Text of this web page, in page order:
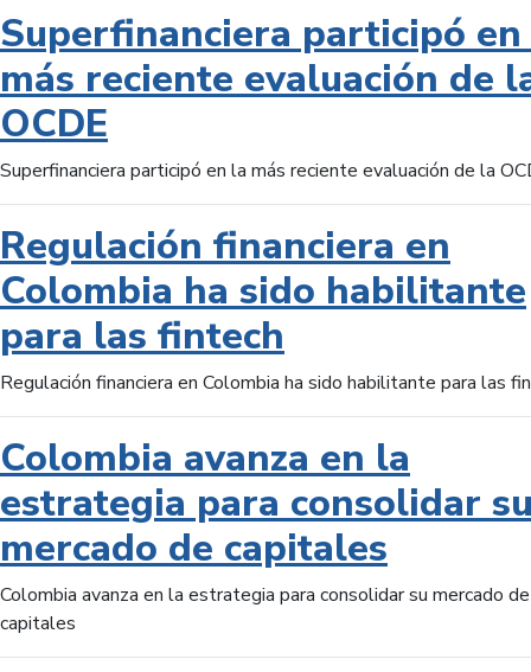
Superfinanciera participó
más reciente evaluación de
OCDE
Superfinanciera participó en la más reciente evaluación de la
Regulación financiera en
Colombia ha sido habilitante
para las fintech
Regulación financiera en Colombia ha sido habilitante para las
Colombia avanza en la
estrategia para consolidar
mercado de capitales
Colombia avanza en la estrategia para consolidar su mercado de
capitales